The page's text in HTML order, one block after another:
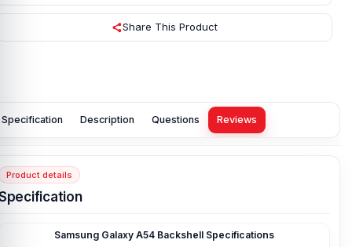
Share This Product
Specification Description Questions Reviews
Product details
Samsung Galaxy A54 Backshell Specifications